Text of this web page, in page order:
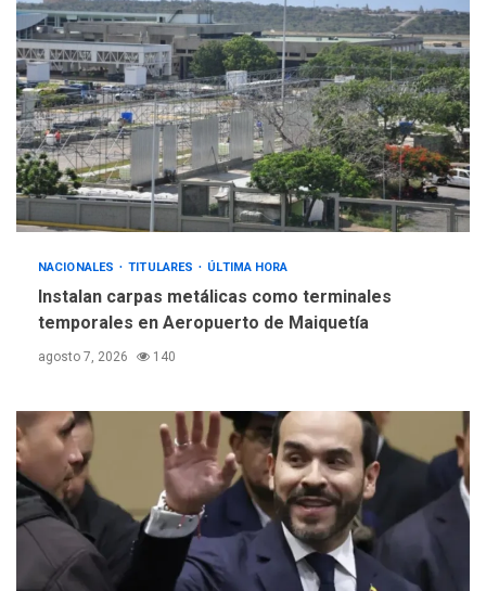
4
ÚLTIMA HORA
Gobierno y AN2015 en
nueva mesa de diálogo
INTERNACIONALES ÚLTIMA HORA
Hiroshima 81 años de la
debacle atómica. Japón
debate principios no
nucleares
NACIONALES TITULARES ÚLTIMA HORA
Instalan carpas metálicas como terminales
temporales en Aeropuerto de Maiquetía
agosto 7, 2026 140